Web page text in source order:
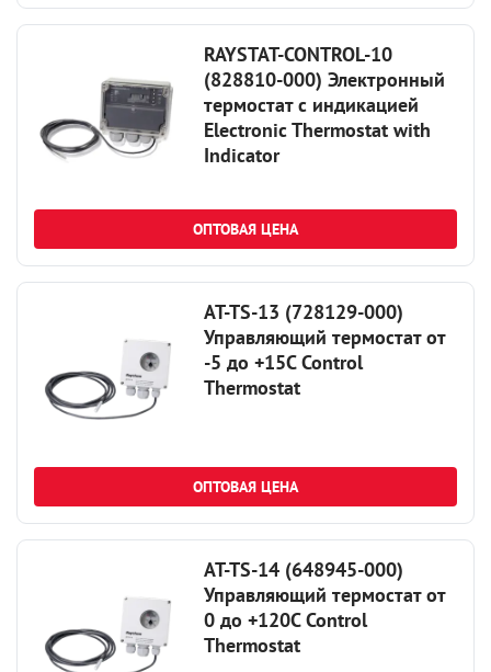
RAYSTAT-CONTROL-10
(828810-000) Электронный
термостат с индикацией
Electronic Thermostat with
Indicator
ОПТОВАЯ ЦЕНА
AT-TS-13 (728129-000)
Управляющий термостат от
-5 до +15С Control
Thermostat
ОПТОВАЯ ЦЕНА
AT-TS-14 (648945-000)
Управляющий термостат от
0 до +120С Control
Thermostat